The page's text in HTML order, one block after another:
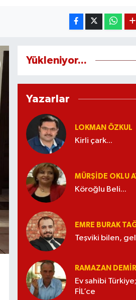
Yükleniyor...
Yazarlar
LOKMAN ÖZKUL
Kirli çark...
MÜRŞIDE OKLU
Köroğlu Beli...
EMRE BURAK
Teşviki bilen,
RAMAZAN DEMİR
Ev sahibi
FİL’ce